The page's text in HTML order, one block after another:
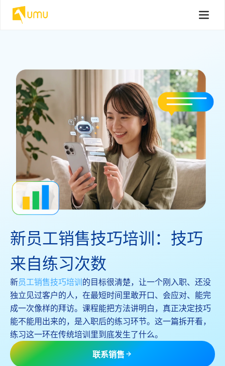
新员工销售技巧培训：技巧
来自练习次数
新员工销售技巧培训的目标很清楚，让一个刚入职、还没
独立见过客户的人，在最短时间里敢开口、会应对、能完
成一次像样的拜访。课程能把方法讲明白，真正决定技巧
能不能用出来的，是入职后的练习环节。这一篇拆开看，
练习这一环在传统培训里到底发生了什么。
联系销售